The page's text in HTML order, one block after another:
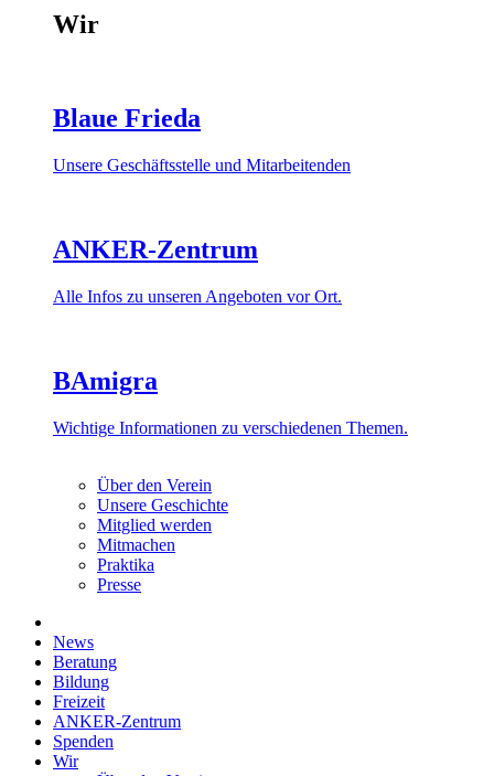
Wir
Blaue Frieda
Unsere Geschäftsstelle und Mitarbeitenden
ANKER-Zentrum
Alle Infos zu unseren Angeboten vor Ort.
BAmigra
Wichtige Informationen zu verschiedenen Themen.
Über den Verein
Unsere Geschichte
Mitglied werden
Mitmachen
Praktika
Presse
News
Beratung
Bildung
Freizeit
ANKER-Zentrum
Spenden
Wir